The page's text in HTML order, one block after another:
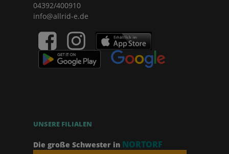
04392/400910
info@allrid-e.de
UNSERE FILIALEN
Die große Schwester in NORTORF